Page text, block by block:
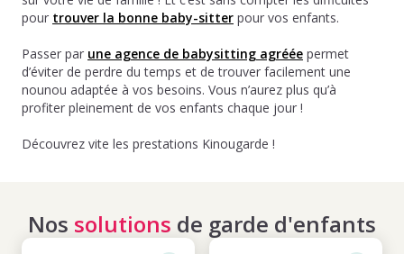
pour trouver la bonne baby-sitter pour vos enfants.
Passer par une agence de babysitting agréée permet
d’éviter de perdre du temps et de trouver facilement une
nounou adaptée à vos besoins. Vous n’aurez plus qu’à
profiter pleinement de vos enfants chaque jour !
Découvrez vite les prestations Kinougarde !
Nos solutions de garde d'enfants